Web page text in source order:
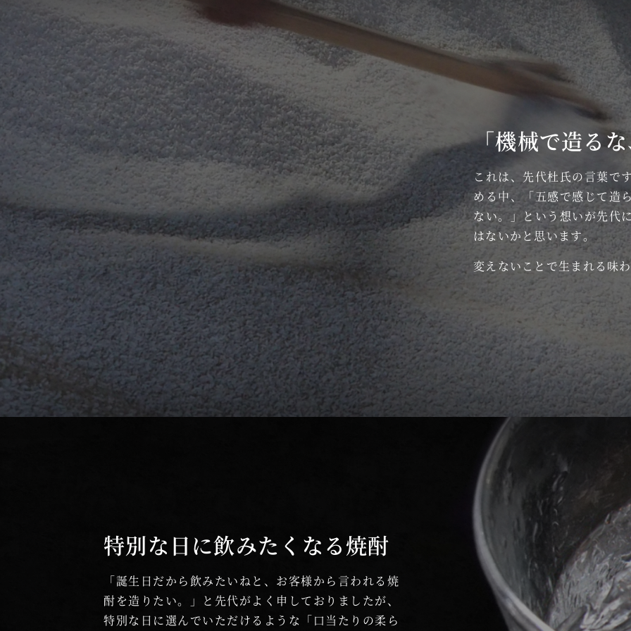
「機械で造る
これは、先代杜氏の言葉で
める中、「五感で感じて造
ない。」という想いが先代
はないかと思います。
変えないことで生まれる味
特別な日に飲みたくなる焼酎
「誕生日だから飲みたいねと、お客様から言われる焼
酎を造りたい。」と先代がよく申しておりましたが、
特別な日に選んでいただけるような「口当たりの柔ら